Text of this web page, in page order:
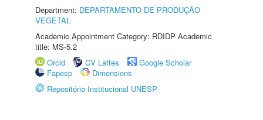
Department: DEPARTAMENTO DE PRODUÇÃO
VEGETAL
Academic Appointment Category: RDIDP Academic
title: MS-5.2
Orcid
CV Lattes
Google Scholar
Fapesp
Dimensions
Repositório Institucional UNESP